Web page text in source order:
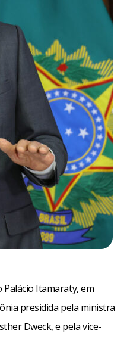
Itamaraty, em
presidida pela ministra
Dweck, e pela vice-